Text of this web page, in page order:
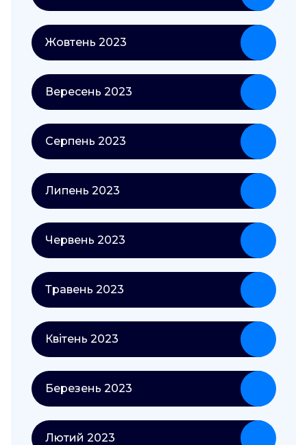
Жовтень 2023
Вересень 2023
Серпень 2023
Липень 2023
Червень 2023
Травень 2023
Квітень 2023
Березень 2023
Лютий 2023